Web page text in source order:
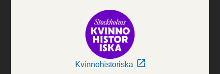
Kvinnohistoriska